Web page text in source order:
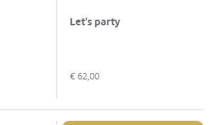
Let's party
€ 62,00